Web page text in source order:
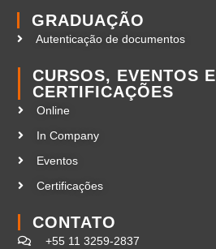
GRADUAÇÃO
Autenticação de documentos
CURSOS, EVENTOS E
CERTIFICAÇÕES
Online
In Company
Eventos
Certificações
CONTATO
+55 11 3259-2837